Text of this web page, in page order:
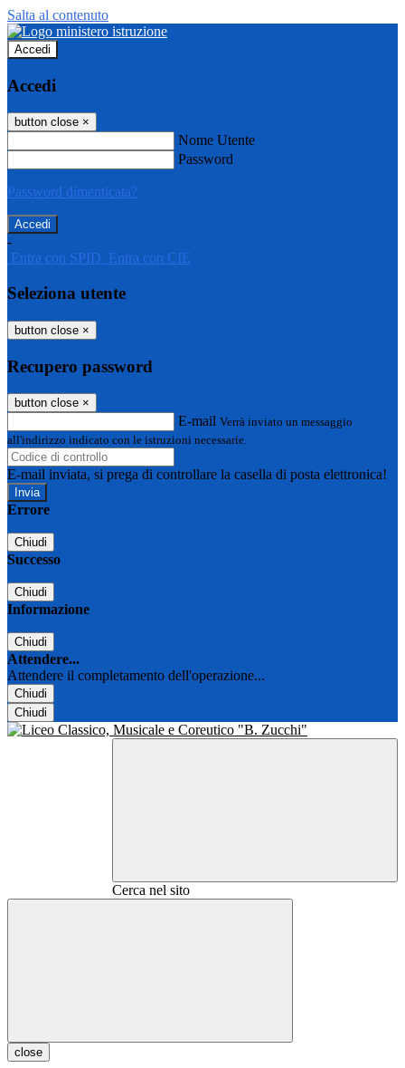
Salta al contenuto
Accedi
Accedi
button close ×
Nome Utente
Password
Password dimenticata?
-
Entra con SPID Entra con CIE
Seleziona utente
button close ×
Recupero password
button close ×
E-mail Verrà inviato un messaggio
all'indirizzo indicato con le istruzioni necessarie.
E-mail inviata, si prega di controllare la casella di posta elettronica!
Errore
Chiudi
Successo
Chiudi
Informazione
Chiudi
Attendere...
Attendere il completamento dell'operazione...
Chiudi
Chiudi
Cerca nel sito
close